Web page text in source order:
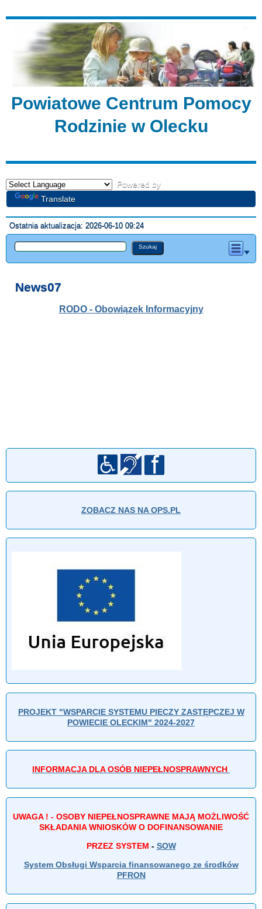
Powiatowe Centrum Pomocy
Rodzinie w Olecku
Powered by
Translate
Ostatnia aktualizacja: 2026-06-10 09:24
News07
RODO - Obowiązek Informacyjny
ZOBACZ NAS NA OPS.PL
PROJEKT "WSPARCIE SYSTEMU PIECZY ZASTĘPCZEJ W
POWIECIE OLECKIM" 2024-2027
INFORMACJA DLA OSÓB NIEPEŁNOSPRAWNYCH
UWAGA ! - OSOBY NIEPEŁNOSPRAWNE MAJĄ MOŻLIWOŚĆ
SKŁADANIA WNIOSKÓW O DOFINANSOWANIE
PRZEZ SYSTEM - SOW
System Obsługi Wsparcia finansowanego ze środków
PFRON